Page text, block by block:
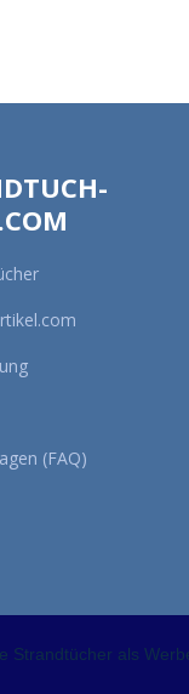
(FAQ)
Strandtücher als